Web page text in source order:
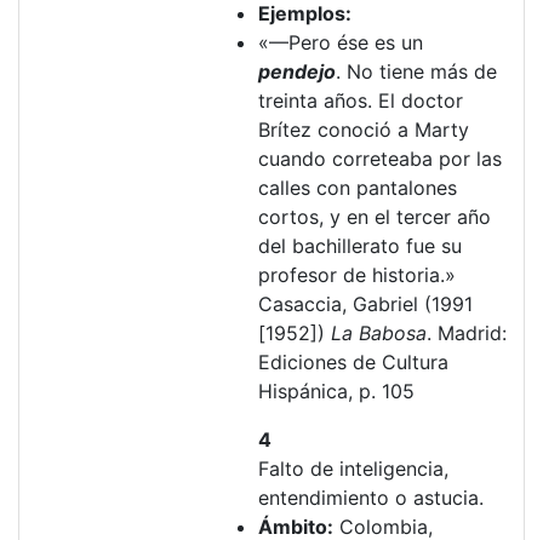
Ejemplos:
«—Pero ése es un
pendejo. No tiene más de
treinta años. El doctor
Brítez conoció a Marty
cuando correteaba por las
calles con pantalones
cortos, y en el tercer año
del bachillerato fue su
profesor de historia.»
Casaccia, Gabriel (1991
[1952]) La Babosa. Madrid:
Ediciones de Cultura
Hispánica, p. 105
4
Falto de inteligencia,
entendimiento o astucia.
Ámbito: Colombia,